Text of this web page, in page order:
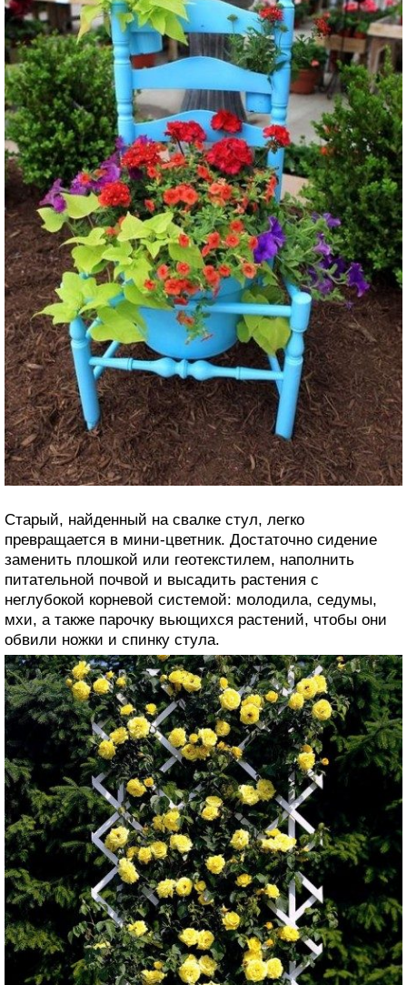
Старый, найденный на свалке стул, легко
превращается в мини-цветник. Достаточно сидение
заменить плошкой или геотекстилем, наполнить
питательной почвой и высадить растения с
неглубокой корневой системой: молодила, седумы,
мхи, а также парочку вьющихся растений, чтобы они
обвили ножки и спинку стула.